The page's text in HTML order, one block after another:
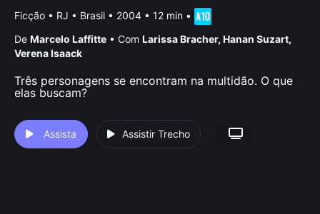
Ficção • RJ • Brasil • 2004 • 12 min •
De Marcelo Laffitte • Com Larissa Bracher, Hanan Suzart,
Verena Isaack
Três personagens se encontram na multidão. O que
elas buscam?
Assista Assistir Trecho